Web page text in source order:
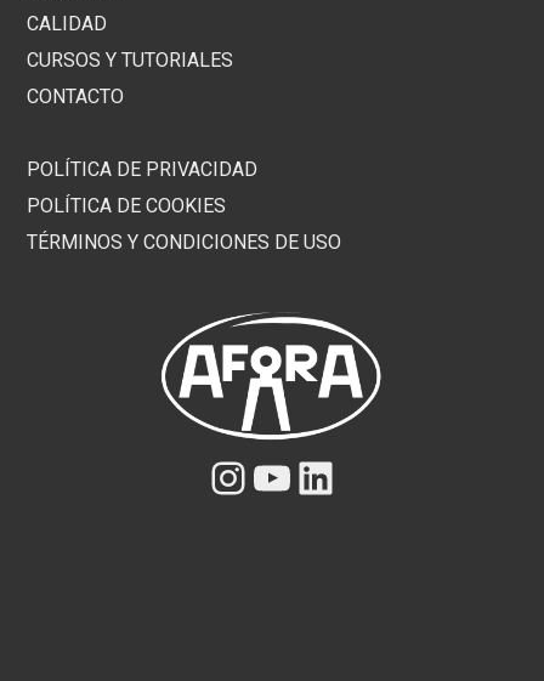
CALIDAD
CURSOS Y TUTORIALES
CONTACTO
POLÍTICA DE PRIVACIDAD
POLÍTICA DE COOKIES
TÉRMINOS Y CONDICIONES DE USO
Instagram
YouTube
LinkedIn